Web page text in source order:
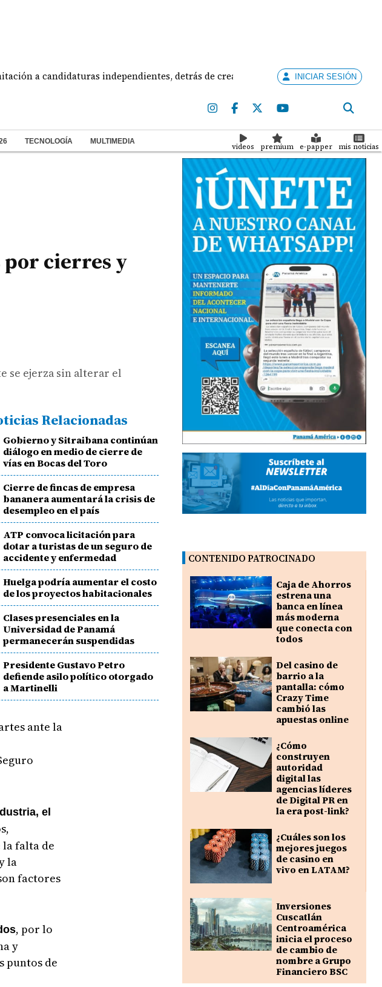
a candidaturas independientes, detrás de creación de partidos Bajo la
INICIAR SESIÓN
TECNOLOGÍA MULTIMEDIA
videos premium e-papper mis noticias
por cierres y
se ejerza sin alterar el
Relacionadas
Gobierno y Sitraibana continúan
diálogo en medio de cierre de
vías en Bocas del Toro
Cierre de fincas de empresa
bananera aumentará la crisis de
desempleo en el país
ATP convoca licitación para
dotar a turistas de un seguro de
accidente y enfermedad
Huelga podría aumentar el costo
de los proyectos habitacionales
Clases presenciales en la
Universidad de Panamá
permanecerán suspendidas
Presidente Gustavo Petro
defiende asilo político otorgado
a Martinelli
ante la
el
falta de
la
factores
, por lo
y
puntos de
CONTENIDO PATROCINADO
Caja de Ahorros
estrena una
banca en línea
más moderna
que conecta con
todos
Del casino de
barrio a la
pantalla: cómo
Crazy Time
cambió las
apuestas online
¿Cómo
construyen
autoridad
digital las
agencias líderes
de Digital PR en
la era post-link?
¿Cuáles son los
mejores juegos
de casino en
vivo en LATAM?
Inversiones
Cuscatlán
Centroamérica
inicia el proceso
de cambio de
nombre a Grupo
Financiero BSC